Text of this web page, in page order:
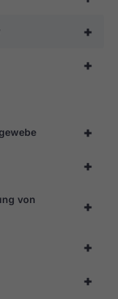
+
+
+
+
+
von
+
+